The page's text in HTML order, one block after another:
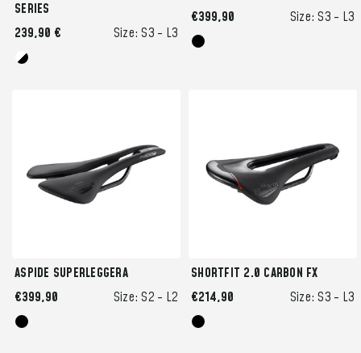
SERIES
Size:S3 - L3
239,90 €
Size:S3 - L3
€399,90
ASPIDE SUPERLEGGERA
Size:S2 - L2
€399,90
SHORTFIT 2.0 CARBON FX
Size:S3 - L3
€214,90